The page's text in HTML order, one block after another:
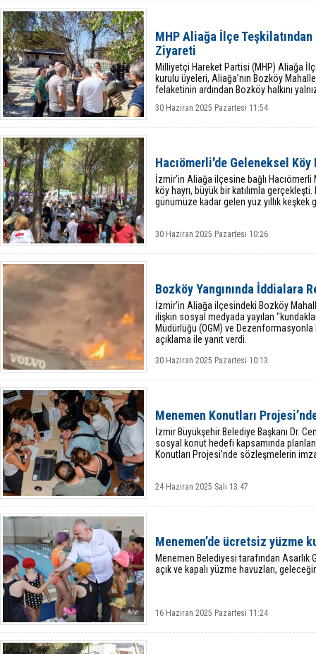
MHP Aliağa İlçe Teşkilatından
Ziyareti
Milliyetçi Hareket Partisi (MHP) Aliağa
kurulu üyeleri, Aliağa’nın Bozköy
felaketinin ardından Bozköy halkını
30 Haziran 2025 Pazartesi 11:54
Hacıömerli'de Geleneksel Köy
İzmir’in Aliağa ilçesine bağlı
köy hayrı, büyük bir katılımla
günümüze kadar gelen yüz yıllık keşkek
30 Haziran 2025 Pazartesi 10:26
Bozköy Yangınında İddialara
İzmir'in Aliağa ilçesindeki Bozköy
ilişkin sosyal medyada yayılan
Müdürlüğü (OGM) ve
açıklama ile yanıt verdi.
30 Haziran 2025 Pazartesi 10:13
Menemen Konutları
İzmir Büyükşehir Belediye Başkanı Dr.
sosyal konut hedefi kapsamında
Konutları Projesi’nde sözleşmelerin
24 Haziran 2025 Salı 13:47
Menemen’de ücretsiz yüzme
Menemen Belediyesi tarafından
açık ve kapalı yüzme havuzları,
16 Haziran 2025 Pazartesi 11:24